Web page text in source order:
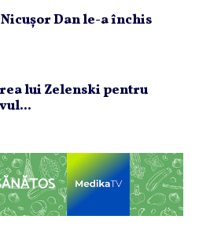
Dan le-a închis
lui Zelenski pentru